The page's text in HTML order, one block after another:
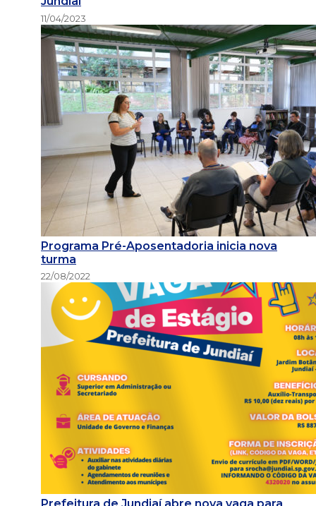
11/04/2023
Programa Pré-Aposentadoria inicia nova
turma
22/08/2022